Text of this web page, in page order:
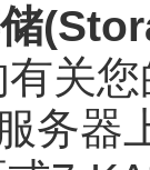
您
务器